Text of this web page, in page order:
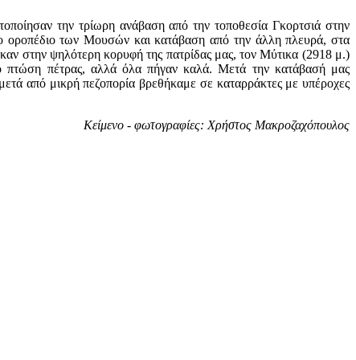
την τρίωρη ανάβαση από την τοποθεσία Γκορτσιά στην
οροπέδιο των Μουσών και κατάβαση από την άλλη πλευρά, στα
στην ψηλότερη κορυφή της πατρίδας μας, τον Μύτικα (2918 μ.)
πτώση πέτρας, αλλά όλα πήγαν καλά. Μετά την κατάβασή μας
από μικρή πεζοπορία βρεθήκαμε σε καταρράκτες με υπέροχες
Κείμενο - φωτογραφίες: Χρήστος Μακροζαχόπουλος